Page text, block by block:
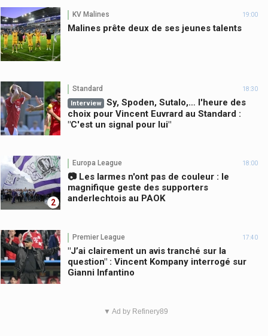
KV Malines 19:00
Malines prête deux de ses jeunes talents
Standard 18:30
Interview
Sy, Spoden, Sutalo,… l'heure des
choix pour Vincent Euvrard au Standard :
"C'est un signal pour lui"
2
Europa League 18:00
📷 Les larmes n'ont pas de couleur : le
magnifique geste des supporters
anderlechtois au PAOK
Premier League 17:40
"J’ai clairement un avis tranché sur la
question" : Vincent Kompany interrogé sur
Gianni Infantino
▼ Ad by Refinery89